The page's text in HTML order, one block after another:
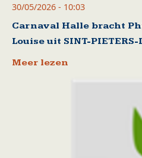
30/05/2026 - 10:03
Carnaval Halle bracht
Louise uit SINT-
Meer lezen